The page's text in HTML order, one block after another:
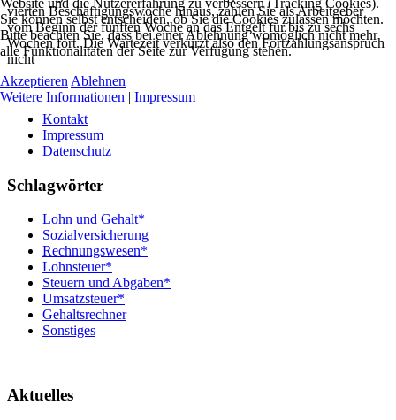
vierten Beschäftigungswoche hinaus, zahlen Sie als Arbeitgeber
vom Beginn der fünften Woche an das Entgelt für bis zu sechs
Wochen fort. Die Wartezeit verkürzt also den Fortzahlungsanspruch
nicht
Kontakt
Impressum
Datenschutz
Schlagwörter
Lohn und Gehalt*
Sozialversicherung
Rechnungswesen*
Lohnsteuer*
Steuern und Abgaben*
Umsatzsteuer*
Gehaltsrechner
Sonstiges
Aktuelles
Sie können selbst entscheiden, ob Sie die Cookies zulassen möchten.
Bitte beachten Sie, dass bei einer Ablehnung womöglich nicht mehr
alle Funktionalitäten der Seite zur Verfügung stehen.
Akzeptieren Ablehnen
Weitere Informationen | Impressum